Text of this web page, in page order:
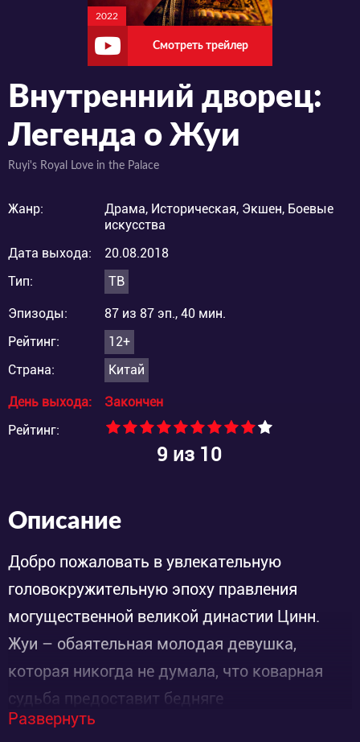
2022
Смотреть трейлер
Внутренний дворец:
Легенда о Жуи
Ruyi's Royal Love in the Palace
Жанр:
Драма, Историческая, Экшен, Боевые
искусства
Дата выхода:
20.08.2018
Тип:
ТВ
Эпизоды:
87 из 87 эп., 40 мин.
Рейтинг:
12+
Страна:
Китай
День выхода:
Закончен
Рейтинг:
9 из 10
Описание
Добро пожаловать в увлекательную
головокружительную эпоху правления
могущественной великой династии Цинн.
Жуи – обаятельная молодая девушка,
которая никогда не думала, что коварная
судьба предоставит бедняге
непредвиденный уникальный подарок. Дело
Развернуть